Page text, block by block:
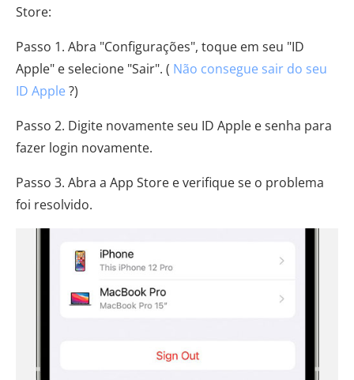
Store:
Passo 1. Abra "Configurações", toque em seu "ID
Apple" e selecione "Sair". ( Não consegue sair do seu
ID Apple ?)
Passo 2. Digite novamente seu ID Apple e senha para
fazer login novamente.
Passo 3. Abra a App Store e verifique se o problema
foi resolvido.